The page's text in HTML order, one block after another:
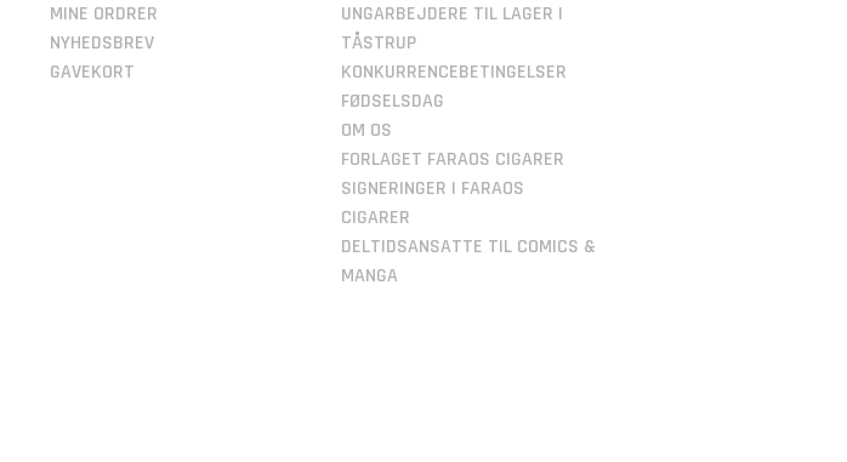
MINE ORDRER
NYHEDSBREV
GAVEKORT
UNGARBEJDERE TIL LAGER I
TÅSTRUP
KONKURRENCEBETINGELSER
FØDSELSDAG
OM OS
FORLAGET FARAOS CIGARER
SIGNERINGER I FARAOS
CIGARER
DELTIDSANSATTE TIL COMICS &
MANGA